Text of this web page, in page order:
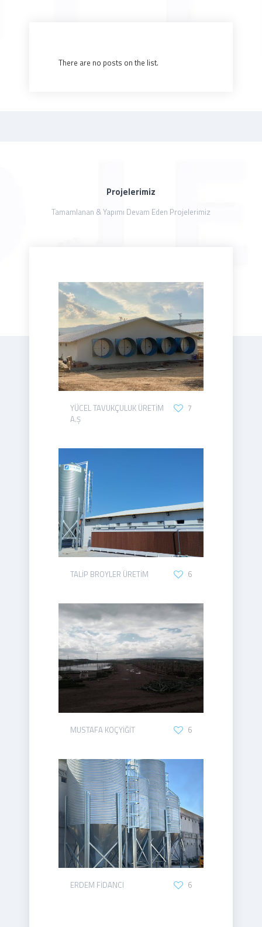
There are no posts on the list.
Projelerimiz
Tamamlanan & Yapımı Devam Eden Projelerimiz
YÜCEL TAVUKÇULUK ÜRETİM
A.Ş
7
TALİP BROYLER ÜRETİM 6
MUSTAFA KOÇYİĞİT 6
ERDEM FİDANCI 6